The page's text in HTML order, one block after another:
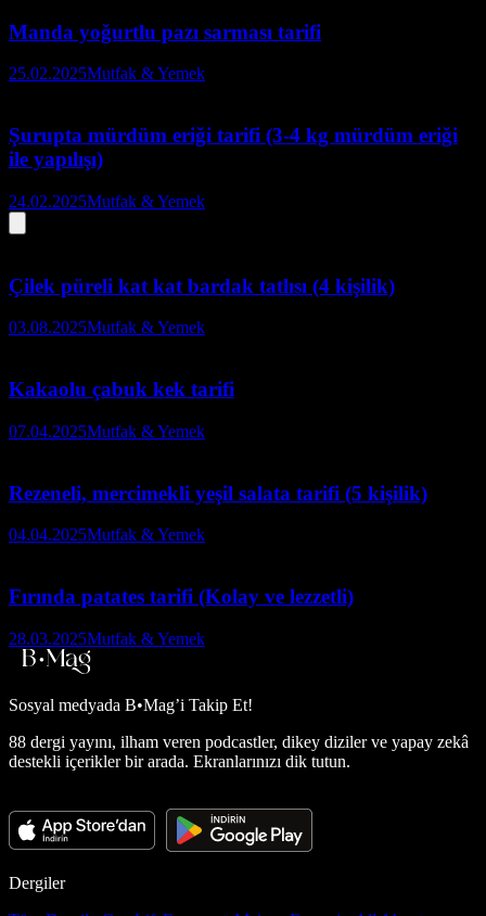
Manda yoğurtlu pazı sarması tarifi
25.02.2025Mutfak & Yemek
Şurupta mürdüm eriği tarifi (3-4 kg mürdüm eriği
ile yapılışı)
24.02.2025Mutfak & Yemek
Çilek püreli kat kat bardak tatlısı (4 kişilik)
03.08.2025Mutfak & Yemek
Kakaolu çabuk kek tarifi
07.04.2025Mutfak & Yemek
Rezeneli, mercimekli yeşil salata tarifi (5 kişilik)
04.04.2025Mutfak & Yemek
Fırında patates tarifi (Kolay ve lezzetli)
28.03.2025Mutfak & Yemek
Sosyal medyada B•Mag’i Takip Et!
88 dergi yayını, ilham veren podcastler, dikey diziler ve yapay zekâ
destekli içerikler bir arada. Ekranlarınızı dik tutun.
Dergiler